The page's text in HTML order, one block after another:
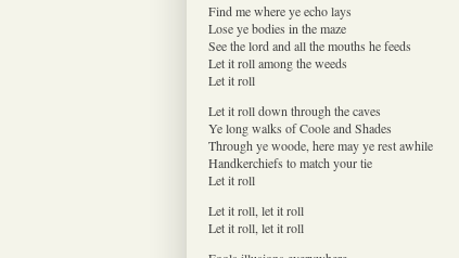
Find me where ye echo lays
Lose ye bodies in the maze
See the lord and all the mouths he feeds
Let it roll among the weeds
Let it roll
Let it roll down through the caves
Ye long walks of Coole and Shades
Through ye woode, here may ye rest awhile
Handkerchiefs to match your tie
Let it roll
Let it roll, let it roll
Let it roll, let it roll